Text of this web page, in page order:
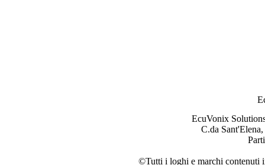
EcuVonix
C.da
©Tutti i loghi e marchi contenuti